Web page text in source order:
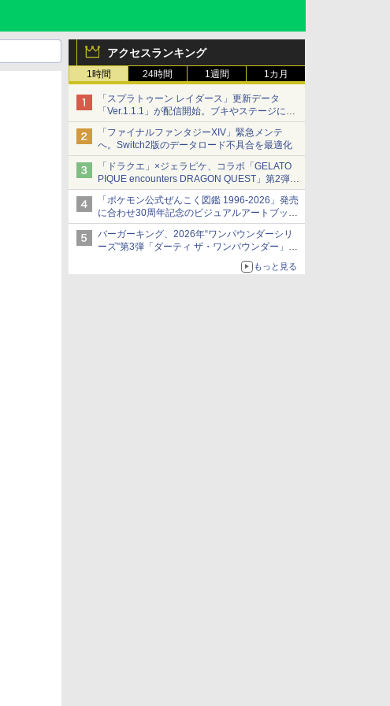
アクセスランキング
1時間 24時間 1週間 1カ月
「スプラトゥーン レイダース」更新データ
「Ver.1.1.1」が配信開始。ブキやステージに関
する不具合を修正
「ファイナルファンタジーXIV」緊急メンテ
へ。Switch2版のデータロード不具合を最適化
「ドラクエ」×ジェラピケ、コラボ「GELATO
PIQUE encounters DRAGON QUEST」第2弾が
本日発売
アイスカップに入ったスライムやわたぼう、ベ
ビーサタンなどがオリジナルアートで登場
「ポケモン公式ぜんこく図鑑 1996-2026」発売
に合わせ30周年記念のビジュアルアートブック
3冊同時発売が決定
バーガーキング、2026年“ワンパウンダーシリ
ーズ”第3弾「ダーティ ザ・ワンパウンダー」を
「特製ガーリックマヨソース」を使用した超大
もっと見る